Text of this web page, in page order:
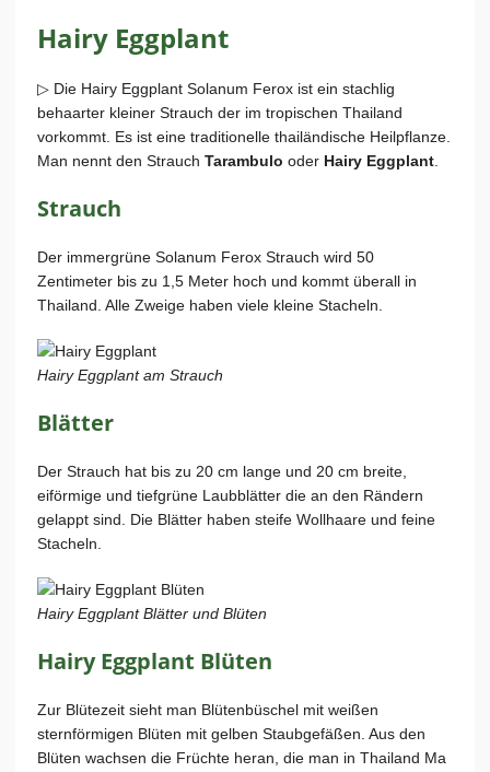
Hairy Eggplant
▷ Die Hairy Eggplant Solanum Ferox ist ein stachlig
behaarter kleiner Strauch der im tropischen Thailand
vorkommt. Es ist eine traditionelle thailändische Heilpflanze.
Man nennt den Strauch Tarambulo oder Hairy Eggplant
Strauch
Der immergrüne Solanum Ferox Strauch wird 50
Zentimeter bis zu 1,5 Meter hoch und kommt überall in
Thailand. Alle Zweige haben viele kleine Stacheln.
Hairy Eggplant am Strauch
Blätter
Der Strauch hat bis zu 20 cm lange und 20 cm breite,
eiförmige und tiefgrüne Laubblätter die an den Rändern
gelappt sind. Die Blätter haben steife Wollhaare und feine
Stacheln.
Hairy Eggplant Blätter und Blüten
Hairy Eggplant Blüten
Zur Blütezeit sieht man Blütenbüschel mit weißen
sternförmigen Blüten mit gelben Staubgefäßen. Aus den
Blüten wachsen die Früchte heran, die man in Thailand Ma